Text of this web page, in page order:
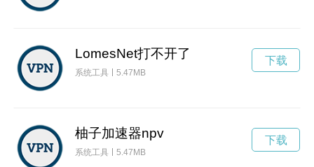
LomesNet打不开了
系统工具 5.47MB
下载
柚子加速器npv
系统工具 5.47MB
下载